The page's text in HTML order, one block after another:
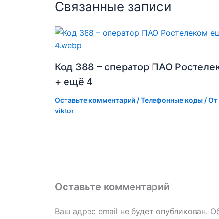
Связанные записи
Код 388 – оператор ПАО
+ ещё 4
Оставьте комментарий /Телефонные коды / От
viktor
Оставьте комментарий
Ваш адрес email не будет опубликован.